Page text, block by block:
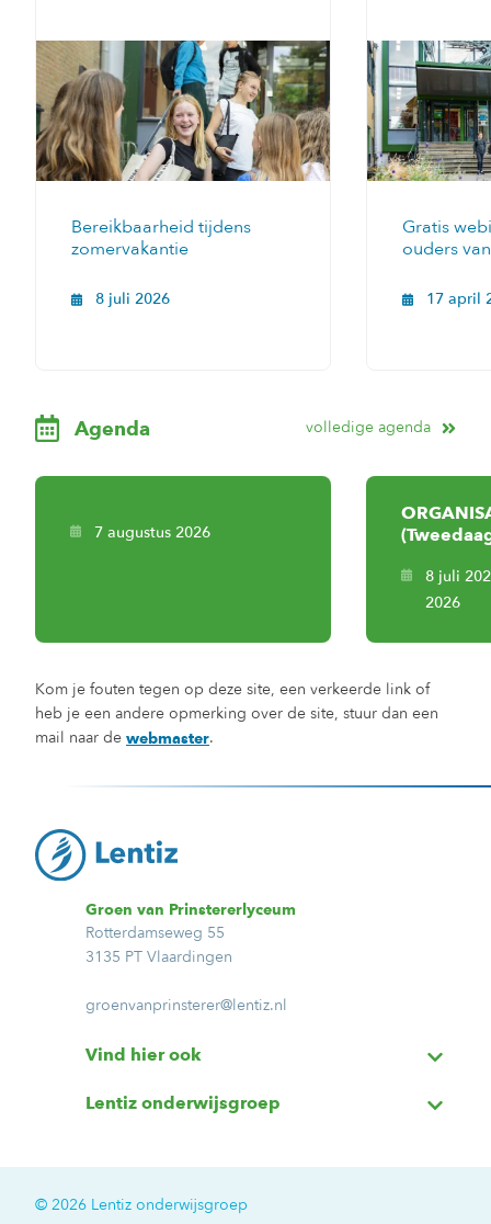
Bereikbaarheid tijdens
zomervakantie
8 juli 2026
Gratis
ouders
17 april
Agenda volledige agenda
7 augustus 2026
8 juli
2026
Kom je fouten tegen op deze site, een verkeerde link of
heb je een andere opmerking over de site, stuur dan een
mail naar de webmaster.
Groen van Prinstererlyceum
Rotterdamseweg 55
3135 PT Vlaardingen
groenvanprinsterer@lentiz.nl
Vind hier ook
Lentiz onderwijsgroep
© 2026 Lentiz onderwijsgroep